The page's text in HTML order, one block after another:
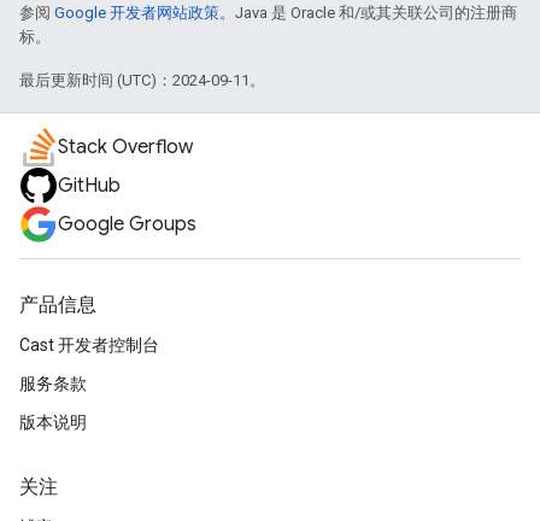
参阅 Google 开发者网站政策。Java 是 Oracle 和/或其关联公司的注册商
标。
最后更新时间 (UTC)：2024-09-11。
Stack Overflow
GitHub
Google Groups
产品信息
Cast 开发者控制台
服务条款
版本说明
关注